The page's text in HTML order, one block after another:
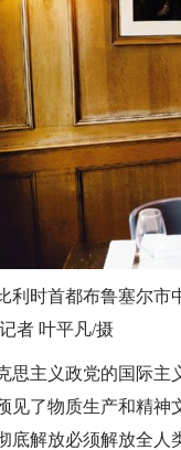
利时首都布鲁塞尔
者 叶平凡/摄
思主义政党的国际
见了物质生产和精
底解放必须解放全